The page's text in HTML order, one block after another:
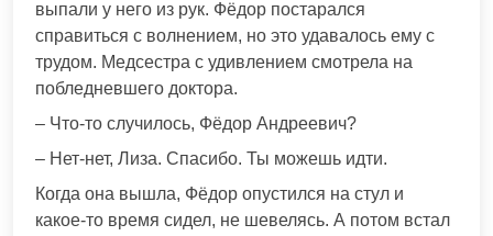
выпали у него из рук. Фёдор постарался
справиться с волнением, но это удавалось ему с
трудом. Медсестра с удивлением смотрела на
побледневшего доктора.
– Что-то случилось, Фёдор Андреевич?
– Нет-нет, Лиза. Спасибо. Ты можешь идти.
Когда она вышла, Фёдор опустился на стул и
какое-то время сидел, не шевелясь. А потом встал